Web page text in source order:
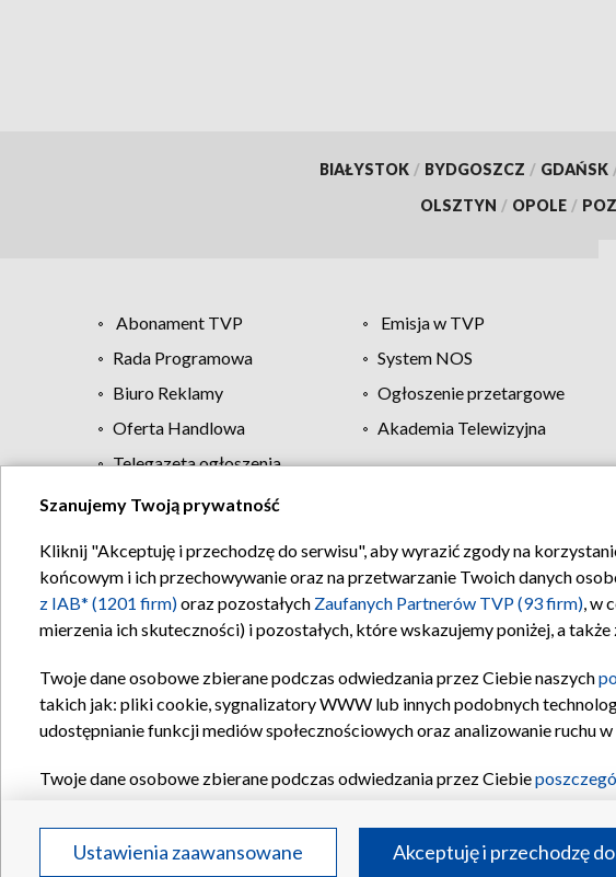
BIAŁYSTOK / BYDGOSZCZ / GDAŃSK
OLSZTYN / OPOLE /
Abonament TVP Emisja w TVP
Rada Programowa
System NOS
Biuro Reklamy
Ogłoszenie przetargowe
Oferta Handlowa
Akademia Telewizyjna
Telegazeta ogłoszenia
Regulamin TVP Polityka
Szanujemy Twoją prywatność
Kliknij "Akceptuję i przechodzę do serwisu", aby wyrazić zgody na
końcowym i ich przechowywanie oraz na przetwarzanie Twoich danych
z IAB* (1201 firm)oraz pozostałych Zaufanych Partnerów TVP (93 firm), w
mierzenia ich skuteczności) i pozostałych, które wskazujemy poniżej, a
Twoje dane osobowe zbierane podczas odwiedzania przez Ciebie naszych
takich jak: pliki cookie, sygnalizatory WWW lub innych podobnych
udostępnianie funkcji mediów społecznościowych oraz analizowanie ruchu
Twoje dane osobowe zbierane podczas odwiedzania przez Ciebie
Partnerów TVPdla realizacji następujących celów i funkcji:
reklam, tworzenia profilu spersonalizowanych reklam, tworzenia profilu
Ustawienia zaawansowane Akceptuję i przechodzę